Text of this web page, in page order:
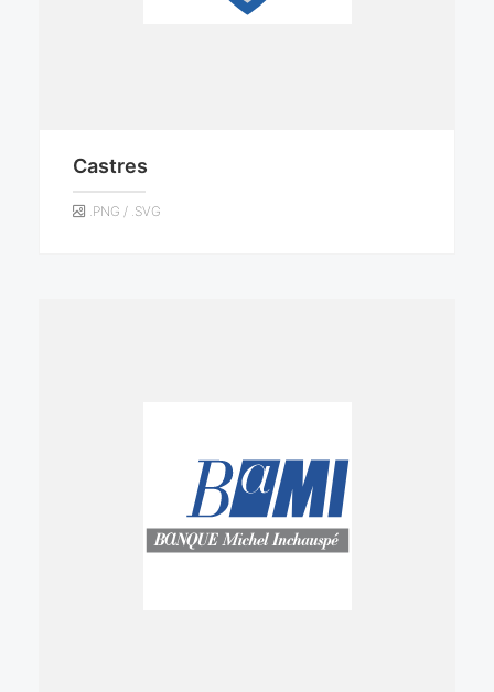
Castres
.PNG / .SVG